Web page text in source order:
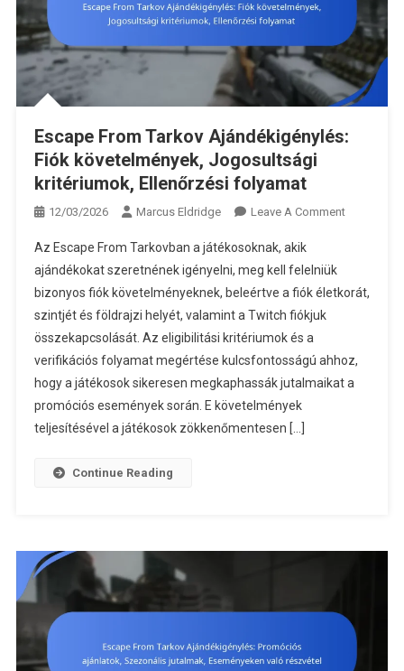
Escape From Tarkov Ajándékigénylés:
Fiók követelmények, Jogosultsági
kritériumok, Ellenőrzési folyamat
12/03/2026 Marcus Eldridge Leave A CommentOn
Az Escape From Tarkovban a játékosoknak, akik
ajándékokat szeretnének igényelni, meg kell felelniük
bizonyos fiók követelményeknek, beleértve a fiók életkorát,
szintjét és földrajzi helyét, valamint a Twitch fiókjuk
összekapcsolását. Az eligibilitási kritériumok és a
verifikációs folyamat megértése kulcsfontosságú ahhoz,
hogy a játékosok sikeresen megkaphassák jutalmaikat a
promóciós események során. E követelmények
teljesítésével a játékosok zökkenőmentesen […]
Continue Reading